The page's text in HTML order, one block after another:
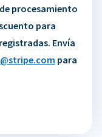
procesamiento
para
Envía
para